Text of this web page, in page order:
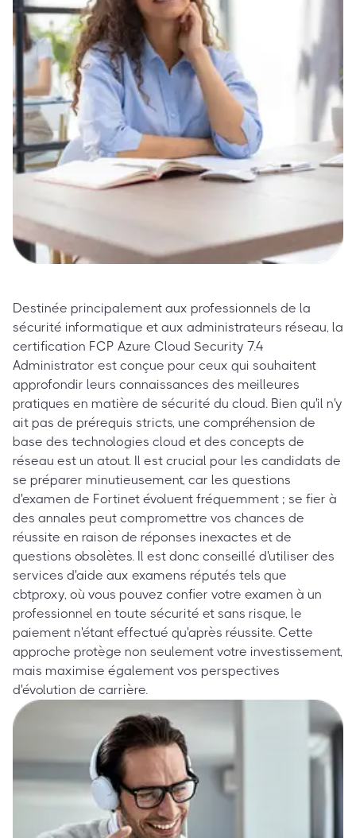
Destinée principalement aux professionnels de la
sécurité informatique et aux administrateurs réseau, la
certification FCP Azure Cloud Security 7.4
Administrator est conçue pour ceux qui souhaitent
approfondir leurs connaissances des meilleures
pratiques en matière de sécurité du cloud. Bien qu'il n'y
ait pas de prérequis stricts, une compréhension de
base des technologies cloud et des concepts de
réseau est un atout. Il est crucial pour les candidats de
se préparer minutieusement, car les questions
d'examen de Fortinet évoluent fréquemment ; se fier à
des annales peut compromettre vos chances de
réussite en raison de réponses inexactes et de
questions obsolètes. Il est donc conseillé d'utiliser des
services d'aide aux examens réputés tels que
cbtproxy, où vous pouvez confier votre examen à un
professionnel en toute sécurité et sans risque, le
paiement n'étant effectué qu'après réussite. Cette
approche protège non seulement votre investissement,
mais maximise également vos perspectives
d'évolution de carrière.